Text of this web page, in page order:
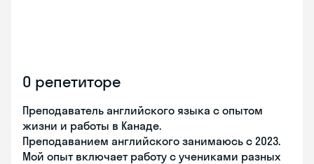
О репетиторе
Преподаватель английского языка с опытом
жизни и работы в Канаде.
Преподаванием английского занимаюсь с 2023.
Мой опыт включает работу с учениками разных